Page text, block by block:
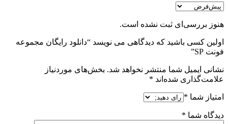
هنوز بررسی‌ای ثبت نشده است.
اولین کسی باشید که دیدگاهی می نویسد “دانلود رایگان مجموعه
فونت SP”
نشانی ایمیل شما منتشر نخواهد شد. بخش‌های موردنیاز
علامت‌گذاری شده‌اند *
امتیاز شما *
دیدگاه شما *